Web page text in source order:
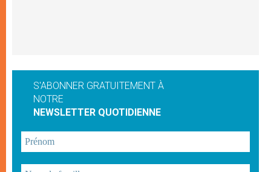
S'ABONNER GRATUITEMENT À
NOTRE
NEWSLETTER QUOTIDIENNE